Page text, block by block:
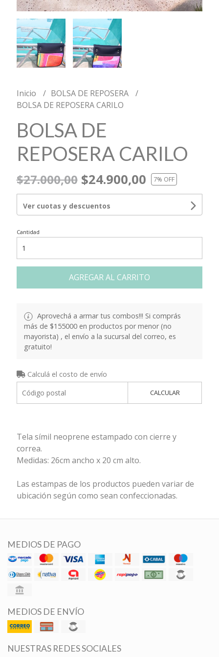
Inicio
BOLSA DE REPOSERA
BOLSA DE REPOSERA CARILO
BOLSA DE
REPOSERA CARILO
$27.000,00$24.900,00 7% OFF
Ver cuotas y descuentos
Cantidad
AGREGAR AL CARRITO
Aprovechá a armar tus combos!!! Si comprás
más de $155000 en productos por menor (no
mayorista) , el envío a la sucursal del correo, es
gratuito!
Calculá el costo de envío
CALCULAR
Tela símil neoprene estampado con cierre y
correa.
Medidas: 26cm ancho x 20 cm alto.
Las estampas de los productos pueden variar de
ubicación según como sean confeccionadas.
MEDIOS DE PAGO
MEDIOS DE ENVÍO
NUESTRAS REDES SOCIALES